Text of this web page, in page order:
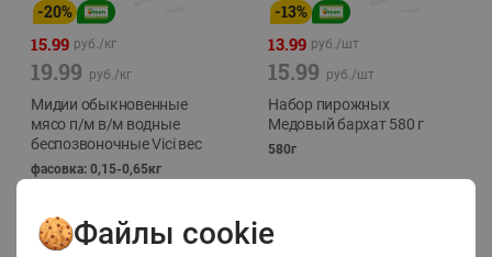
-20%
15.99 руб./кг
19.99 руб./кг
Мидии обыкновенные
мясо п/м в/м водные
беспозвоночные Vici вес
фасовка: 0,15-0,65кг
-13%
13.99 руб./шт
15.99 руб./шт
Набор пирожных
Медовый бархат 580 г
580г
Файлы cookie